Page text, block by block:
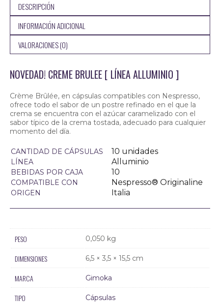
DESCRIPCIÓN
INFORMACIÓN ADICIONAL
VALORACIONES (0)
NOVEDAD! CREME BRULEE [ LÍNEA ALLUMINIO ]
Crème Brûlée, en cápsulas compatibles con Nespresso,
ofrece todo el sabor de un postre refinado en el que la
crema se encuentra con el azúcar caramelizado con el
sabor típico de la crema tostada, adecuado para cualquier
momento del día.
CANTIDAD DE CÁPSULAS 10 unidades
LÍNEA Alluminio
BEBIDAS POR CAJA 10
COMPATIBLE CON Nespresso® Originaline
ORIGEN Italia
PESO 0,050 kg
DIMENSIONES 6,5 × 3,5 × 15,5 cm
MARCA Gimoka
TIPO Cápsulas